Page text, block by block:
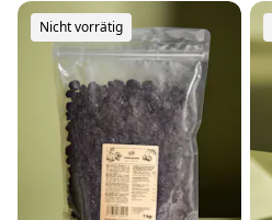
Nicht vorrätig